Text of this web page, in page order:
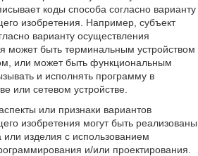
коды способа согласно варианту
изобретения. Например, субъект
варианту осуществления
может быть терминальным устройством
или может быть функциональным
и исполнять программу в
или сетевом устройстве.
или признаки вариантов
изобретения могут быть реализованы
или изделия с использованием
и/или проектирования.